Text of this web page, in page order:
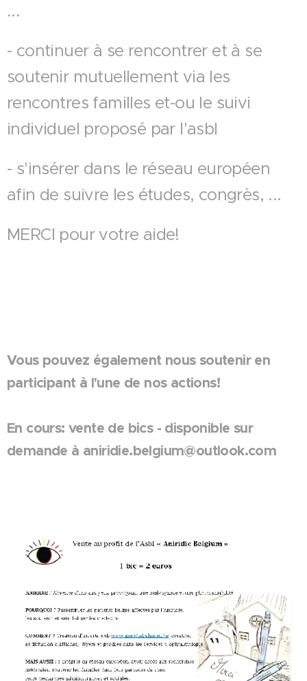
...
- continuer à se rencontrer et à se
soutenir mutuellement via les
rencontres familles et-ou le suivi
individuel proposé par l'asbl
- s'insérer dans le réseau européen
afin de suivre les études, congrès, ...
MERCI pour votre aide!
Vous pouvez également nous soutenir en
participant à l'une de nos actions!
En cours: vente de bics - disponible sur
demande à aniridie.belgium@outlook.com